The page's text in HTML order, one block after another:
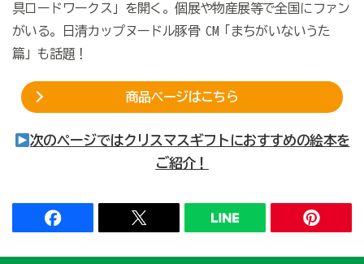
具ロードワークス」を開く。個展や物産展等で全国にファン
がいる。日清カップヌードル豚骨 CM「まちがいないうた
篇」も話題！
商品ページはこちら
次のページではクリスマスギフトにおすすめの絵本を
ご紹介！